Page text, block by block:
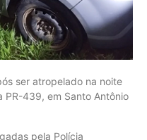
ser atropelado na noite
439, em Santo Antônio
pela Polícia